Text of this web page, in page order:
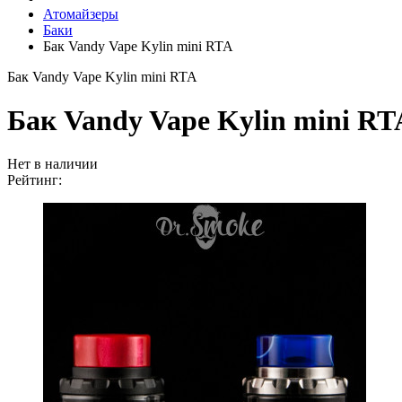
Атомайзеры
Баки
Бак Vandy Vape Kylin mini RTA
Бак Vandy Vape Kylin mini RTA
Бак Vandy Vape Kylin mini
Нет в наличии
Рейтинг: